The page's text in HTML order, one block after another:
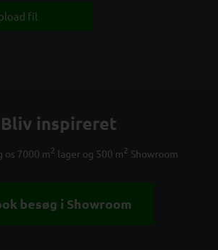
fil
Bliv inspireret
os 7000 m2 lager og 500 m2 Showroom
besøg i Showroom